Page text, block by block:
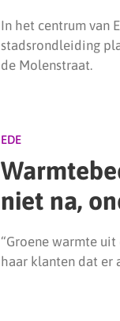
In het centrum van
stadsrondleiding
de Molenstraat.
EDE
niet na,
“Groene warmte
haar klanten dat er